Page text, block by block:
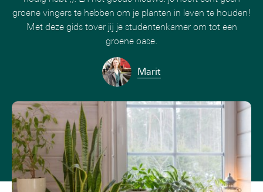
groene vingers te hebben om je planten in leven te houden!
Met deze gids tover jij je studentenkamer om tot een
groene oase.
Marit